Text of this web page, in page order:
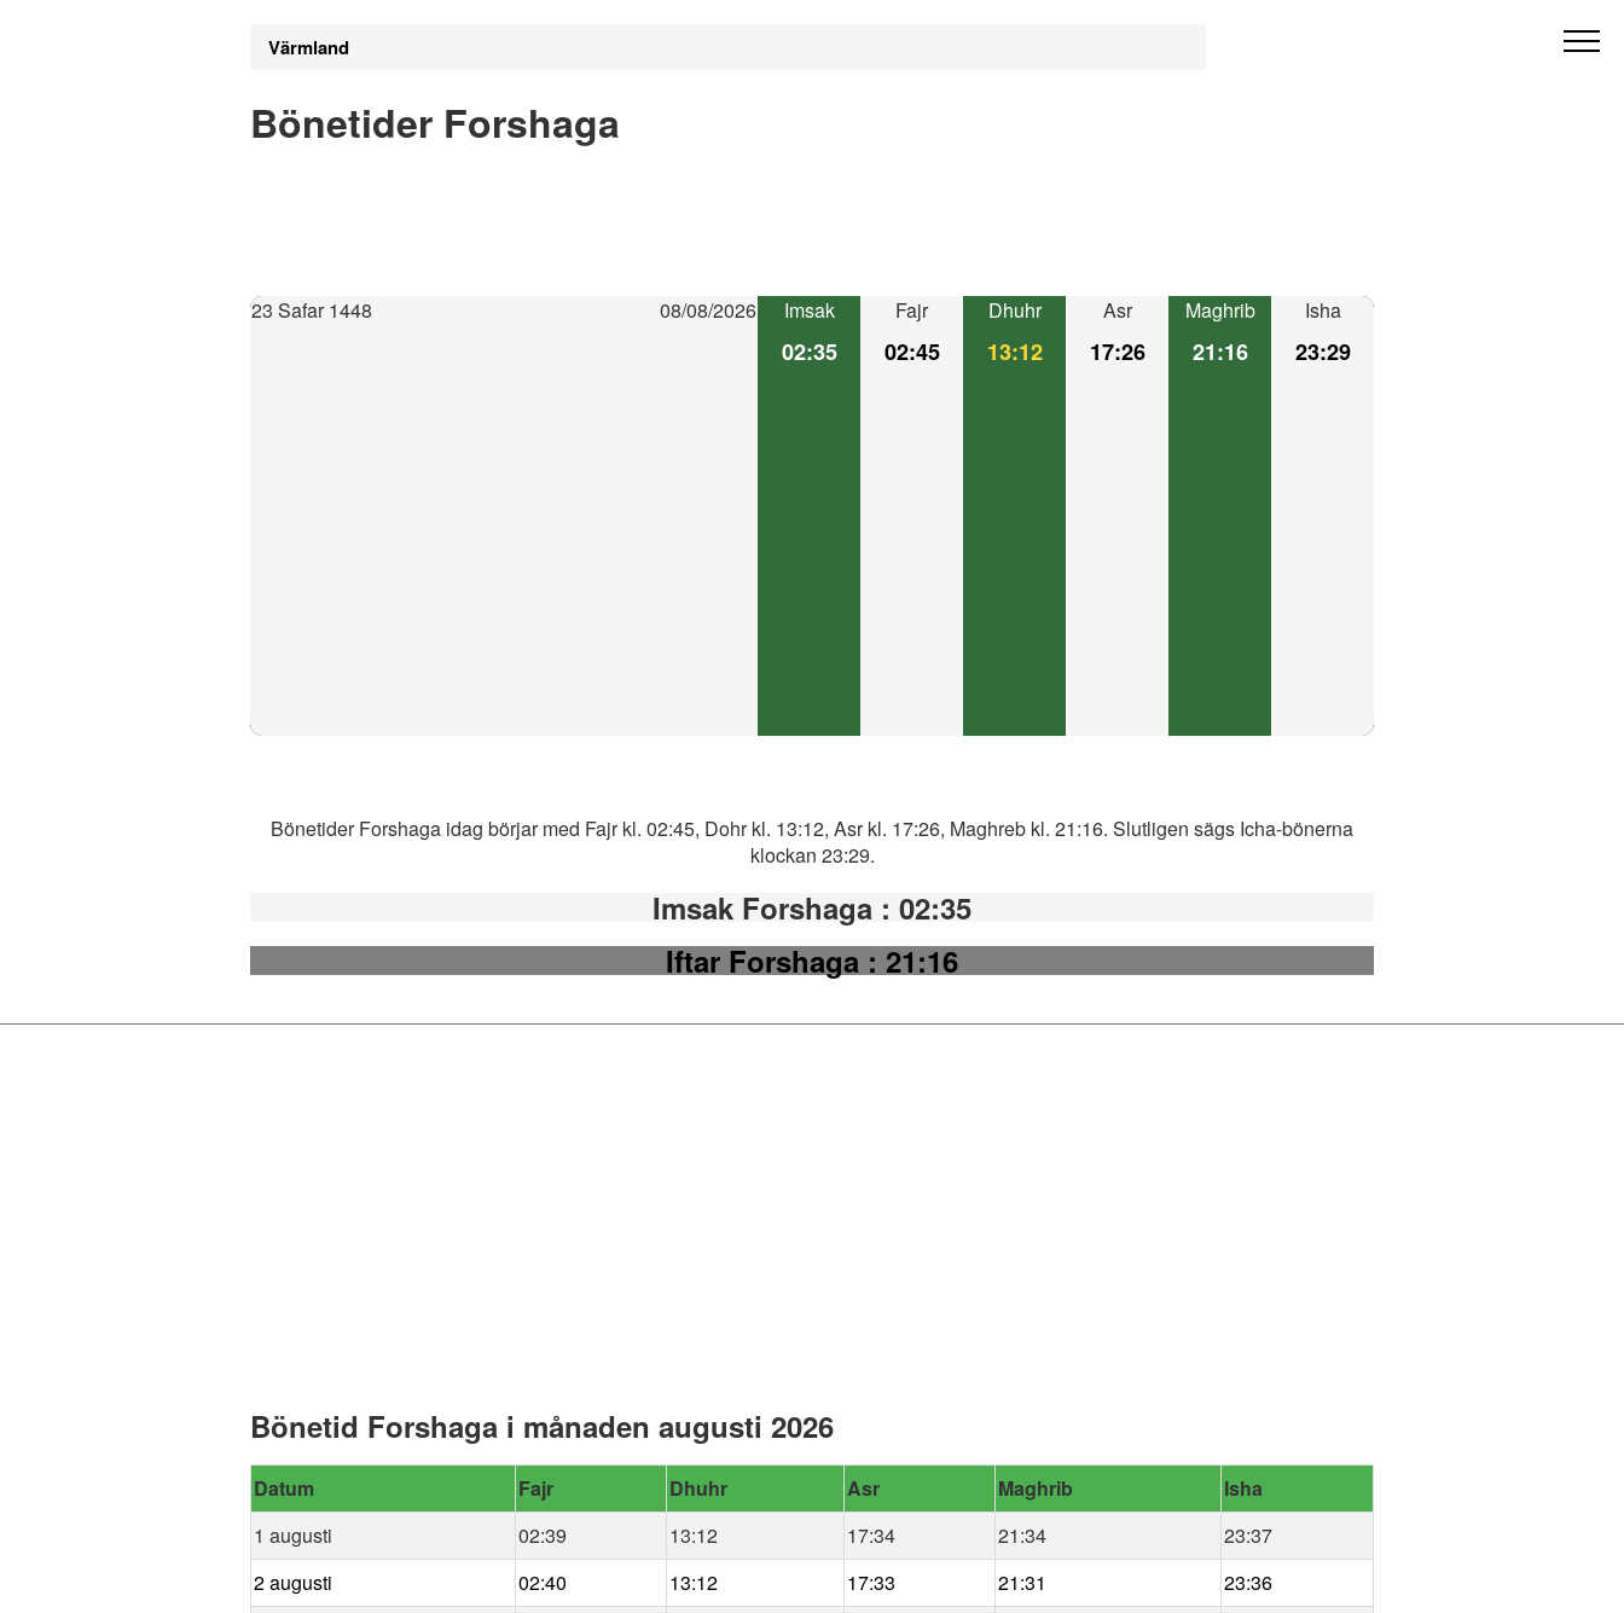
Värmland
Bönetider Forshaga
23 Safar 1448 08/08/2026 Imsak
02:35
Fajr
02:45
Dhuhr
13:12
Asr
17:26
Maghrib
21:16
Isha
23:29
Bönetider Forshaga idag börjar med Fajr kl. 02:45, Dohr kl. 13:12, Asr kl. 17:26, Maghreb kl. 21:16. Slutligen sägs Icha-bönerna
klockan 23:29.
Imsak Forshaga : 02:35
Iftar Forshaga: 21:16
Bönetid Forshaga i månaden augusti 2026
Datum Fajr Dhuhr Asr Maghrib
Isha
1 augusti
02:39 13:12 17:34 21:34
23:37
2 augusti
02:40 13:12 17:33 21:31
23:36